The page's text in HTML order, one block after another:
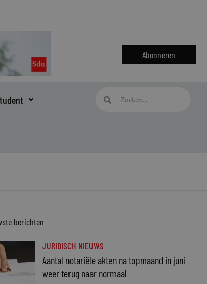
Abonneren
Zoeken
berichten
JURIDISCH NIEUWS
Aantal notariële akten na topmaand in juni
weer terug naar normaal